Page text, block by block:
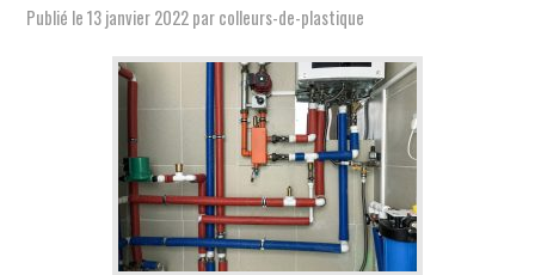
Publié le13 janvier 2022parcolleurs-de-plastique